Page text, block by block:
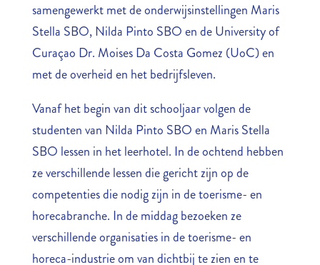
samengewerkt met de onderwijsinstellingen Maris
Stella SBO, Nilda Pinto SBO en de University of
Curaçao Dr. Moises Da Costa Gomez (UoC) en
met de overheid en het bedrijfsleven.
Vanaf het begin van dit schooljaar volgen de
studenten van Nilda Pinto SBO en Maris Stella
SBO lessen in het leerhotel. In de ochtend hebben
ze verschillende lessen die gericht zijn op de
competenties die nodig zijn in de toerisme- en
horecabranche. In de middag bezoeken ze
verschillende organisaties in de toerisme- en
horeca-industrie om van dichtbij te zien en te